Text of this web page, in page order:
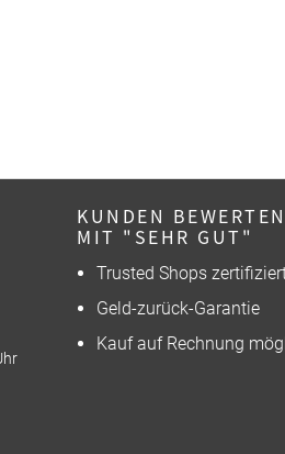
KUNDEN
MIT "SEHR GUT"
Trusted Shops
Geld-zurück-Garantie
Kauf auf Rechnung